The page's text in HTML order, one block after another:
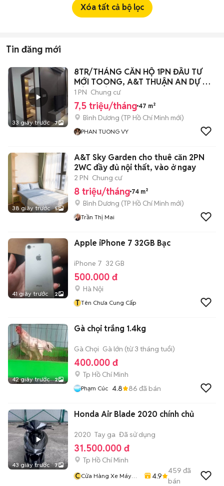
Xóa tất cả bộ lọc
Tin đăng mới
33 giây trước 7
8TR/THÁNG CĂN HỘ 1PN ĐẦU TƯ
MỚI TOONG, A&T THUẬN AN DỰ ÁN
HÚT KHÁCH
1 PN Chung cư
7,5 triệu/tháng 47 m²
Bình Dương (TP Hồ Chí Minh mới)
PHAN TUONG VY
38 giây trước 5
A&T Sky Garden cho thuê căn 2PN
2WC đầy đủ nội thất, vào ở ngay
2 PN Chung cư
8 triệu/tháng 74 m²
Bình Dương (TP Hồ Chí Minh mới)
Trần Thị Mai
41 giây trước 2
Apple iPhone 7 32GB Bạc
iPhone 7 32 GB
500.000 đ
Hà Nội
T Tên Chưa Cung Cấp
42 giây trước 2
Gà chọi trắng 1.4kg
Gà Chọi Gà lớn (từ 3 tháng tuổi)
400.000 đ
Tp Hồ Chí Minh
Phạm Cúc 4.8 86 đã bán
43 giây trước 7
Honda Air Blade 2020 chính chủ
2020 Tay ga Đã sử dụng
31.500.000 đ
Tp Hồ Chí Minh
CCửa Hàng Xe Máy
4.9
459 đã
bán